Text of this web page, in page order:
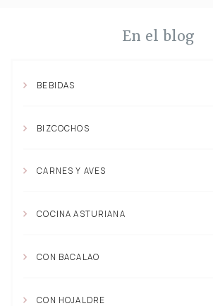
En el blog
BEBIDAS
BIZCOCHOS
CARNES Y AVES
COCINA ASTURIANA
CON BACALAO
CON HOJALDRE